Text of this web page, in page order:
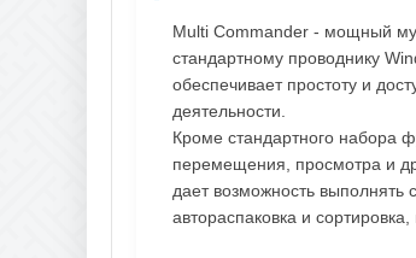
Multi Commander - мощный
стандартному проводнику
обеспечивает простоту и
деятельности.
Кроме стандартного набора
перемещения, просмотра и
дает возможность
автораспаковка и